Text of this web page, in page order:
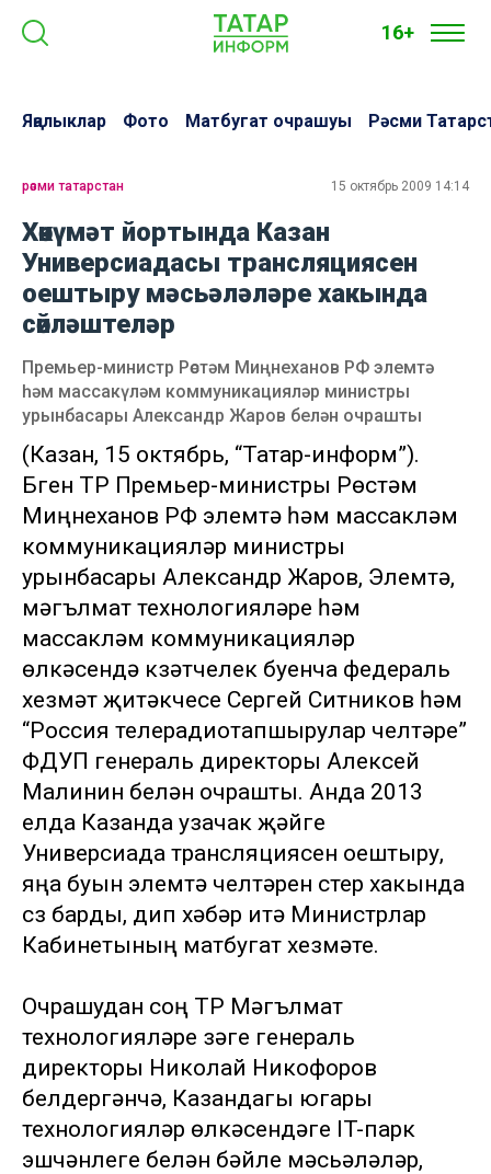
16+
Яңалыклар Фото Матбугат очрашуы Рәсми
рәсми татарстан 15 октябрь 2009 14:14
Хөкүмәт йортында Казан
Универсиадасы трансляциясен
оештыру мәсьәләләре хакында
сөйләштеләр
Премьер-министр Рөстәм Миңнеханов РФ элемтә
һәм массакүләм коммуникацияләр министры
урынбасары Александр Жаров белән очрашты
(Казан, 15 октябрь, “Татар-информ”).
Бүген ТР Премьер-министры Рөстәм
Миңнеханов РФ элемтә һәм массакүләм
коммуникацияләр министры
урынбасары Александр Жаров, Элемтә,
мәгълүмат технологияләре һәм
массакүләм коммуникацияләр
өлкәсендә күзәтчелек буенча федераль
хезмәт җитәкчесе Сергей Ситников һәм
“Россия телерадиотапшырулар челтәре”
ФДУП генераль директоры Алексей
Малинин белән очрашты. Анда 2013
елда Казанда узачак җәйге
Универсиада трансляциясен оештыру,
яңа буын элемтә челтәрен үстерү хакында
сүз барды, дип хәбәр итә Министрлар
Кабинетының матбугат хезмәте.
Очрашудан соң ТР Мәгълүмат
технологияләре үзәге генераль
директоры Николай Никофоров
белдергәнчә, Казандагы югары
технологияләр өлкәсендәге IT-парк
эшчәнлеге белән бәйле мәсьәләләр,